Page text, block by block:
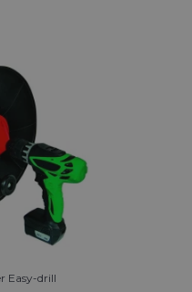
Easy-drill